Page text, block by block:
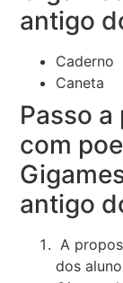
antigo
Caderno
Caneta
Passo
com
antigo
A
dos